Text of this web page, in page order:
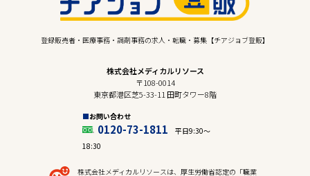
登録販売者・医療事務・調剤事務の求人・転職・募集【チアジョブ登販】
株式会社メディカルリソース
〒108-0014
東京都港区芝5-33-11 田町タワー8階
お問い合わせ
0120-73-1811
平日9:30〜
18:30
株式会社メディカルリソースは、厚生労働省認定の「職業